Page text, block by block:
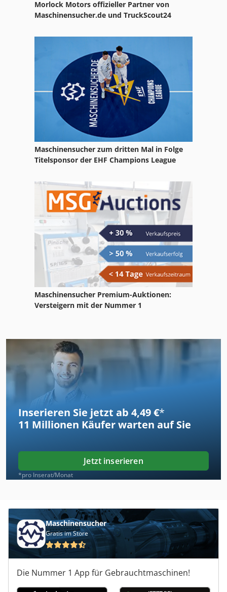
Morlock Motors offizieller Partner von
Maschinensucher.de und TruckScout24
Maschinensucher zum dritten Mal in Folge
Titelsponsor der EHF Champions League
Maschinensucher Premium-Auktionen:
Versteigern mit der Nummer 1
Inserieren Sie jetzt ab 4,49 €*
11 Millionen Käufer warten auf Sie
Jetzt inserieren
*pro Inserat/Monat
Maschinensucher
Gratis im Store
Die Nummer 1 App für Gebrauchtmaschinen!